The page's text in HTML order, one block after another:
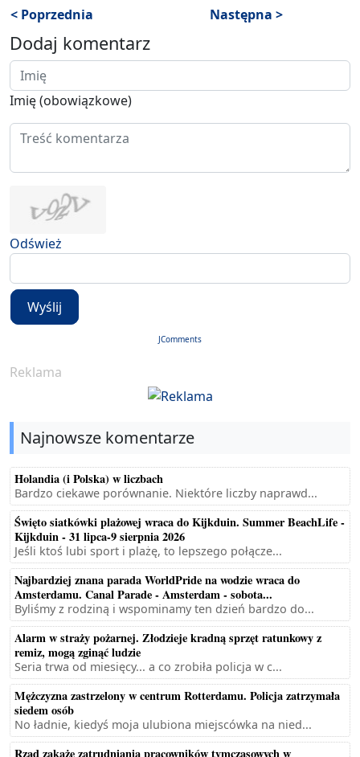
< Poprzednia Następna >
Dodaj komentarz
Imię (obowiązkowe)
Odśwież
Wyślij
JComments
Reklama
Najnowsze komentarze
Holandia (i Polska) w liczbach
Bardzo ciekawe porównanie. Niektóre liczby naprawd...
Święto siatkówki plażowej wraca do Kijkduin. Summer BeachLife -
Kijkduin - 31 lipca-9 sierpnia 2026
Jeśli ktoś lubi sport i plażę, to lepszego połącze...
Najbardziej znana parada WorldPride na wodzie wraca do
Amsterdamu. Canal Parade - Amsterdam - sobota...
Byliśmy z rodziną i wspominamy ten dzień bardzo do...
Alarm w straży pożarnej. Złodzieje kradną sprzęt ratunkowy z
remiz, mogą zginąć ludzie
Seria trwa od miesięcy... a co zrobiła policja w c...
Mężczyzna zastrzelony w centrum Rotterdamu. Policja zatrzymała
siedem osób
No ładnie, kiedyś moja ulubiona miejscówka na nied...